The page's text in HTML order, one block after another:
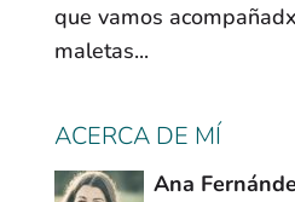
que vamos
maletas...
ACERCA DE MÍ
Ana